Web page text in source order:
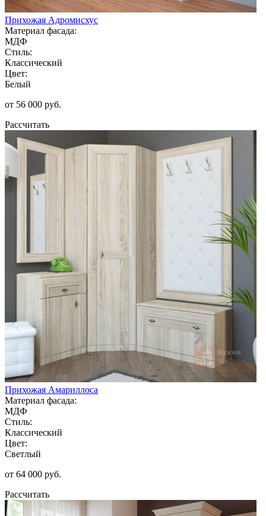
Прихожая Адромисхус
Материал фасада:
МДФ
Стиль:
Классический
Цвет:
Белый
от 56 000 руб.
Рассчитать
Прихожая Амариллоса
Материал фасада:
МДФ
Стиль:
Классический
Цвет:
Светлый
от 64 000 руб.
Рассчитать